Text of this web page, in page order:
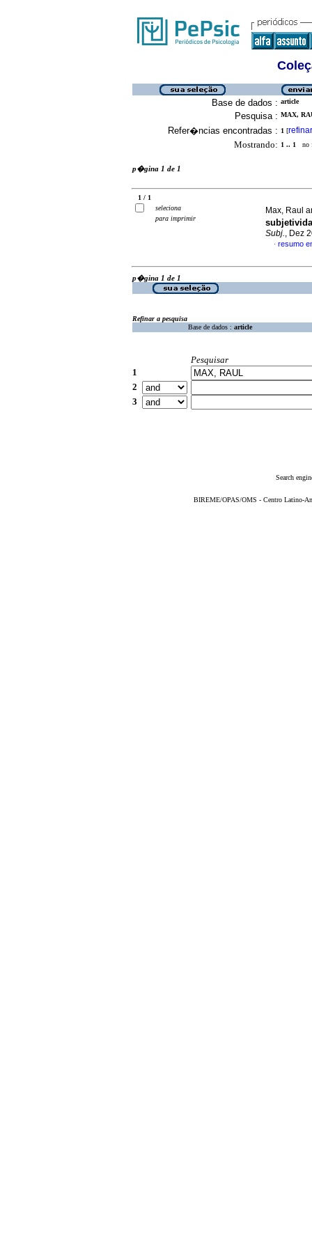
Base de dados : article
Pesquisa : MAX,
Refer�ncias encontradas : 1 [refinar
Mostrando: 1 .. 1 no
p�gina 1 de 1
1 / 1
seleciona
para imprimir
Max, Raul
Subj., Dez
· resumo
p�gina 1 de 1
Refinar a pesquisa
Base de dados : article
Pesquisar
1
2
3
Search
BIREME/OPAS/OMS - Centro Latino-